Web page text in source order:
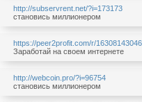
http://subservrent.net/?i=173173
становись миллионером
https://peer2profit.com/r/
Заработай на своем интернете
http://webcoin.pro/?i=96754
становись миллионером